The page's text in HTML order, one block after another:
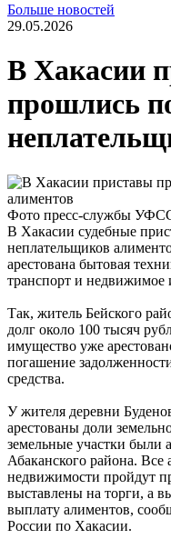
Больше новостей
29.05.2026
В Хакасии
прошлись
Фото пресс-службы
В Хакасии судебные
неплательщиков
арестована бытовая
транспорт и недвижимое
Так, житель Бейского
долг около 100 тысяч
имущество уже
погашение
средства.
У жителя деревни
арестованы доли
земельные участки были
Абаканского района. Все
недвижимости пройдут
выставлены на торги, а
выплату алиментов,
России по Хакасии.